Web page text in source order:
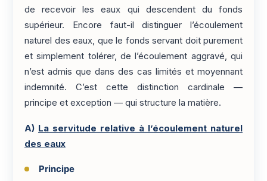
de recevoir les eaux qui descendent du fonds
supérieur. Encore faut-il distinguer l’écoulement
naturel des eaux, que le fonds servant doit purement
et simplement tolérer, de l’écoulement aggravé, qui
n’est admis que dans des cas limités et moyennant
indemnité. C’est cette distinction cardinale —
principe et exception — qui structure la matière.
A) La servitude relative à l’écoulement naturel
des eaux
Principe